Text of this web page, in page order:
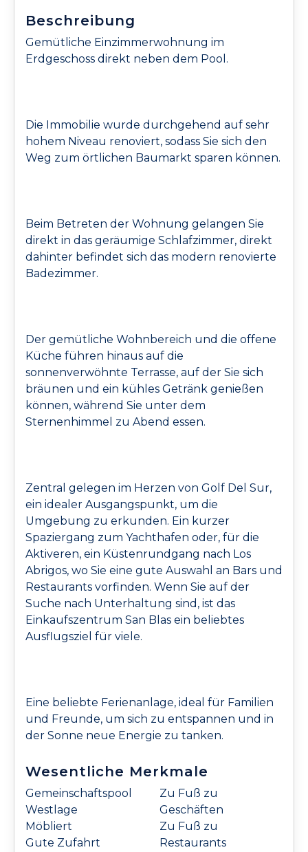
Beschreibung
Gemütliche Einzimmerwohnung im
Erdgeschoss direkt neben dem Pool.
Die Immobilie wurde durchgehend auf sehr
hohem Niveau renoviert, sodass Sie sich den
Weg zum örtlichen Baumarkt sparen können.
Beim Betreten der Wohnung gelangen Sie
direkt in das geräumige Schlafzimmer, direkt
dahinter befindet sich das modern renovierte
Badezimmer.
Der gemütliche Wohnbereich und die offene
Küche führen hinaus auf die
sonnenverwöhnte Terrasse, auf der Sie sich
bräunen und ein kühles Getränk genießen
können, während Sie unter dem
Sternenhimmel zu Abend essen.
Zentral gelegen im Herzen von Golf Del Sur,
ein idealer Ausgangspunkt, um die
Umgebung zu erkunden. Ein kurzer
Spaziergang zum Yachthafen oder, für die
Aktiveren, ein Küstenrundgang nach Los
Abrigos, wo Sie eine gute Auswahl an Bars und
Restaurants vorfinden. Wenn Sie auf der
Suche nach Unterhaltung sind, ist das
Einkaufszentrum San Blas ein beliebtes
Ausflugsziel für viele.
Eine beliebte Ferienanlage, ideal für Familien
und Freunde, um sich zu entspannen und in
der Sonne neue Energie zu tanken.
Wesentliche Merkmale
Gemeinschaftspool
Westlage
Möbliert
Gute Zufahrt
Zu Fuß zu
Geschäften
Zu Fuß zu
Restaurants